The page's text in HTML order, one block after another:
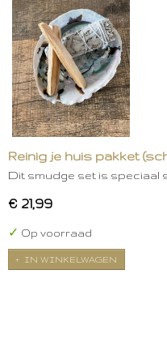
Reinig je huis pakket
Dit smudge set is speciaal
€ 21,99
✓ Op voorraad
IN WINKELWAGEN